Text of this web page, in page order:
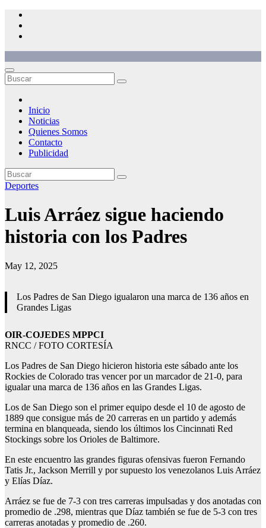
Saltar
contenido
Inicio
Noticias
Quienes Somos
Contacto
Publicidad
Deportes
Luis Arráez sigue haciendo
historia con los Padres
May 12, 2025
Los Padres de San Diego igualaron una marca de 136 años en
Grandes Ligas
OIR-COJEDES MPPCI
RNCC / FOTO CORTESÍA
Los Padres de San Diego hicieron historia este sábado ante los
Rockies de Colorado tras vencer por un marcador de 21-0, para
igualar una marca de 136 años en las Grandes Ligas.
Los de San Diego son el primer equipo desde el 10 de agosto de
1889 que consigue más de 20 carreras en un partido y además
termina en blanqueada, siendo los últimos los Cincinnati Red
Stockings sobre los Orioles de Baltimore.
En este encuentro las grandes figuras ofensivas fueron Fernando
Tatis Jr., Jackson Merrill y por supuesto los venezolanos Luis Arráez
y Elías Díaz.
Arráez se fue de 7-3 con tres carreras impulsadas y dos anotadas con
promedio de .298, mientras que Díaz también se fue de 5-3 con tres
carreras anotadas y promedio de .260.